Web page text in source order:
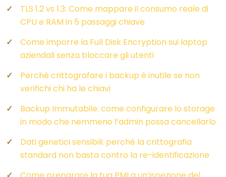
TLS 1.2 vs 1.3: Come mappare il consumo reale di
CPU e RAM in 5 passaggi chiave
Come imporre la Full Disk Encryption sui laptop
aziendali senza bloccare gli utenti
Perché crittografare i backup è inutile se non
verifichi chi ha le chiavi
Backup Immutabile: come configurare lo storage
in modo che nemmeno l’admin possa cancellarlo
Dati genetici sensibili: perché la crittografia
standard non basta contro la re-identificazione